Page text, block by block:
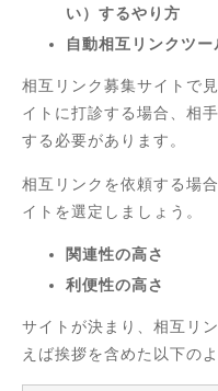
い）するやり方
自動相互リンクツ
相互リンク募集サイトで
イトに打診する場合、相
する必要があります。
相互リンクを依頼する場
イトを選定しましょう。
関連性の高さ
利便性の高さ
サイトが決まり、相互リ
えば挨拶を含めた以下の